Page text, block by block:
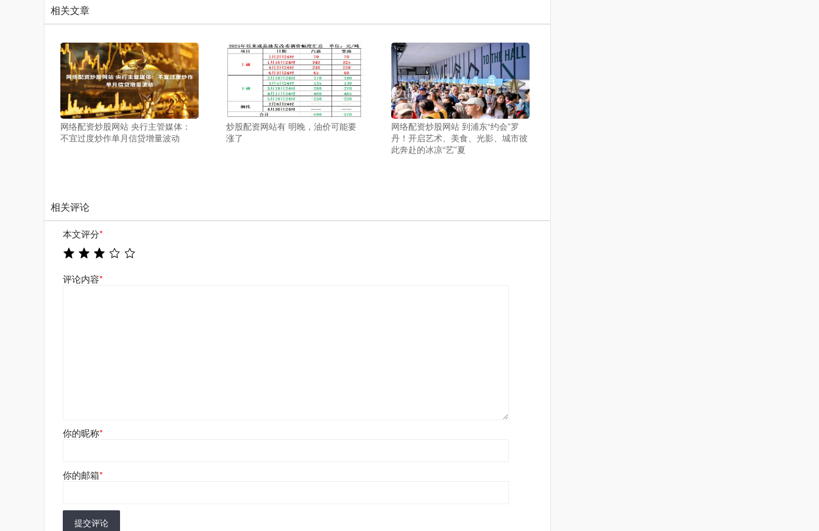
相关文章
网络配资炒股网站 央行主管媒体：
不宜过度炒作单月信贷增量波动
炒股配资网站有 明晚，油价可能要
涨了
网络配资炒股网站 到浦东“约会”罗
丹！开启艺术、美食、光影、城市彼
此奔赴的冰凉“艺”夏
相关评论
本文评分*
评论内容*
你的昵称*
你的邮箱*
提交评论